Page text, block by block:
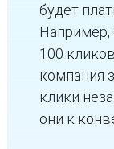
будет
Например,
100
компания
клики
они к